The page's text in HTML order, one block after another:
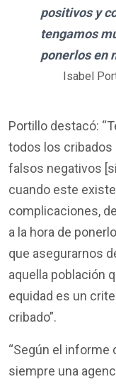
positivos y
tengamos
ponerlos en
Isabel
Portillo destacó:
todos los
falsos negativos
cuando este
complicaciones,
a la hora de
que asegurarnos
aquella población
equidad es un
cribado”.
“Según el informe
siempre una